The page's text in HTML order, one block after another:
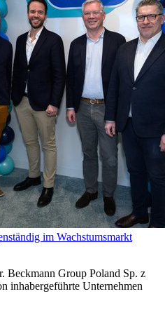
im Wachstumsmarkt
Beckmann Group Poland Sp. z
inhabergeführte Unternehmen